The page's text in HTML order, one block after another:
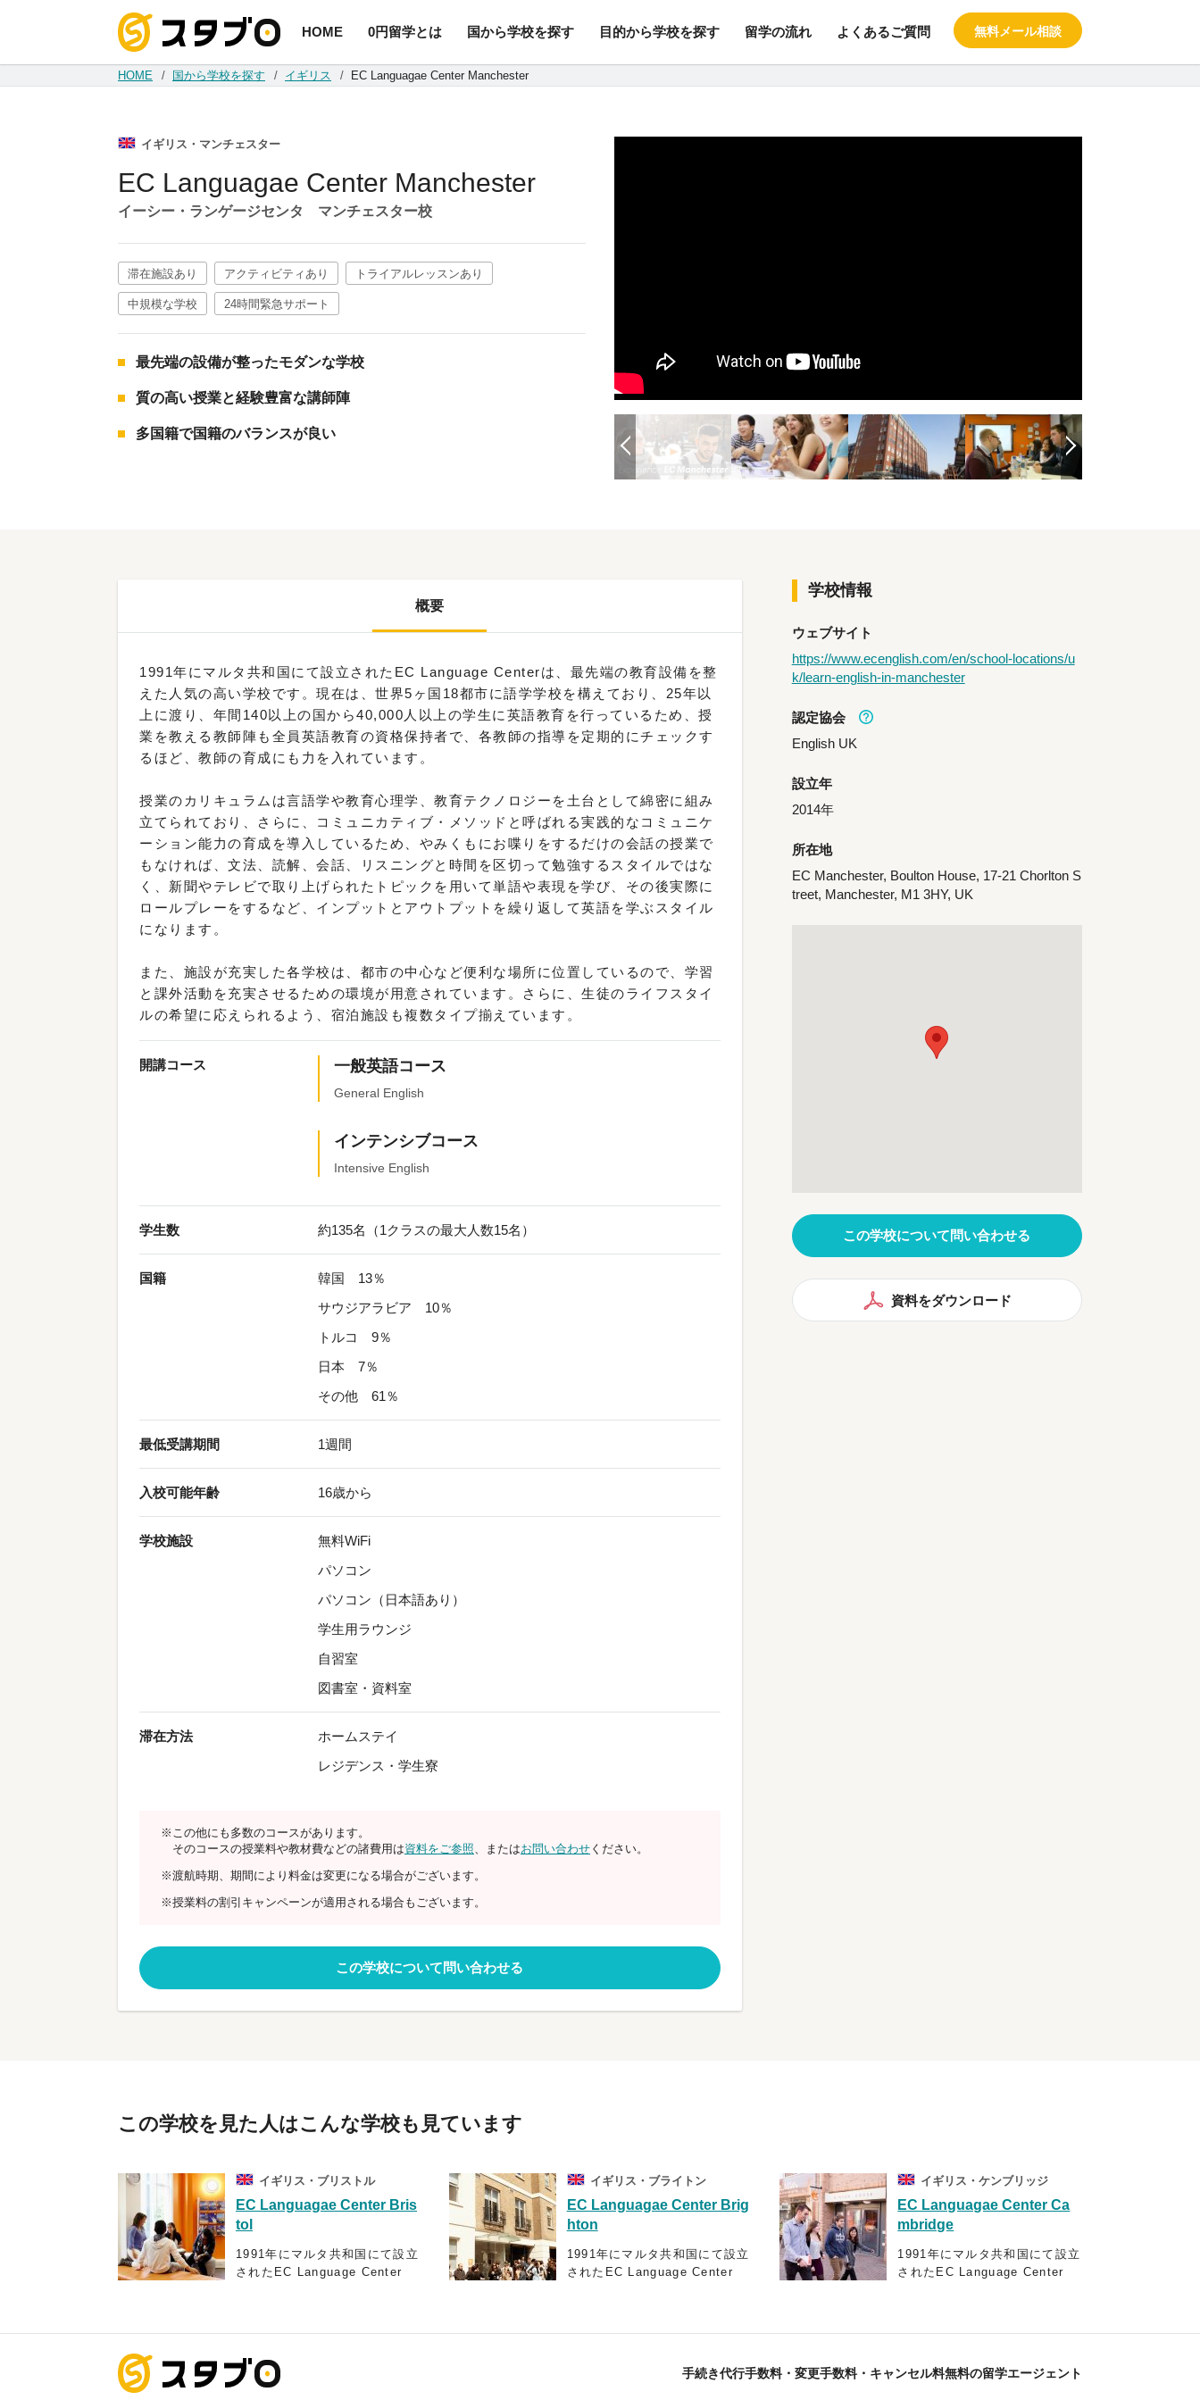
手続き代行/変更手数料・キャンセル料無料の留学エージェント スタブロ
HOME 0円留学とは 国から学校を探す 目的から学校を探す 留学の流れ よくあるご質問 無料メール相談
HOME 国から学校を探す イギリス EC Languagae Center Manchester
イギリス・マンチェスター
EC Languagae Center Manchester
イーシー・ランゲージセンタ マンチェスター校
滞在施設あり アクティビティあり トライアルレッスンあり
中規模な学校 24時間緊急サポート
最先端の設備が整ったモダンな学校
質の高い授業と経験豊富な講師陣
多国籍で国籍のバランスが良い
概要
1991年にマルタ共和国にて設立されたEC Language Centerは、最先端の教育設備を整
えた人気の高い学校です。現在は、世界5ヶ国18都市に語学学校を構えており、25年以
上に渡り、年間140以上の国から40,000人以上の学生に英語教育を行っているため、授
業を教える教師陣も全員英語教育の資格保持者で、各教師の指導を定期的にチェックす
るほど、教師の育成にも力を入れています。
授業のカリキュラムは言語学や教育心理学、教育テクノロジーを土台として綿密に組み
立てられており、さらに、コミュニカティブ・メソッドと呼ばれる実践的なコミュニケ
ーション能力の育成を導入しているため、やみくもにお喋りをするだけの会話の授業で
もなければ、文法、読解、会話、リスニングと時間を区切って勉強するスタイルではな
く、新聞やテレビで取り上げられたトピックを用いて単語や表現を学び、その後実際に
ロールプレーをするなど、インプットとアウトプットを繰り返して英語を学ぶスタイル
になります。
また、施設が充実した各学校は、都市の中心など便利な場所に位置しているので、学習
と課外活動を充実させるための環境が用意されています。さらに、生徒のライフスタイ
ルの希望に応えられるよう、宿泊施設も複数タイプ揃えています。
開講コース 一般英語コース
General English
インテンシブコース
Intensive English
学生数 約135名（1クラスの最大人数15名）
国籍
韓国 13％
サウジアラビア 10％
トルコ 9％
日本 7％
その他 61％
最低受講期間 1週間
入校可能年齢 16歳から
学校施設
無料WiFi
パソコン
パソコン（日本語あり）
学生用ラウンジ
自習室
図書室・資料室
滞在方法
ホームステイ
レジデンス・学生寮
※この他にも多数のコースがあります。
そのコースの授業料や教材費などの諸費用は資料をご参照、またはお問い合わせ ください。
※渡航時期、期間により料金は変更になる場合がございます。
※授業料の割引キャンペーンが適用される場合もございます。
この学校について問い合わせる
学校情報
ウェブサイト
https://www.ecenglish.com/en/school-locations/u
k/learn-english-in-manchester
認定協会
English UK
設立年
2014年
所在地
EC Manchester, Boulton House, 17-21 Chorlton S
treet, Manchester, M1 3HY, UK
この学校について問い合わせる
資料をダウンロード
この学校を見た人はこんな学校も見ています
イギリス・ブリストル
EC Languagae Center Bris
tol
1991年にマルタ共和国にて設立
されたEC Language Center
年間140以上の国から40,000人
以上の学生に英語教育を行って
イギリス・ブライトン
EC Languagae Center Brig
hton
1991年にマルタ共和国にて設立
されたEC Language Center
以上の学生に英語教育を行って
イギリス・ケンブリッジ
EC Languagae Center Ca
mbridge
1991年にマルタ共和国にて設立
されたEC Language Center
以上の学生に英語教育を行って
手続き代行手数料・変更手数料・キャンセル料無料の留学エージェント